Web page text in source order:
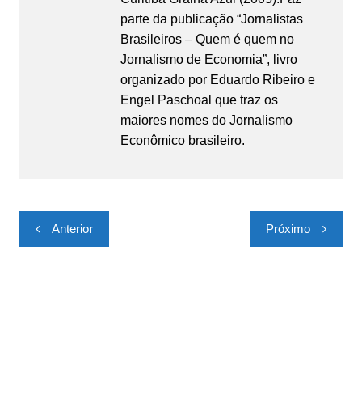
parte da publicação “Jornalistas
Brasileiros – Quem é quem no
Jornalismo de Economia”, livro
organizado por Eduardo Ribeiro e
Engel Paschoal que traz os
maiores nomes do Jornalismo
Econômico brasileiro.
Navegação
de
Anterior Próximo